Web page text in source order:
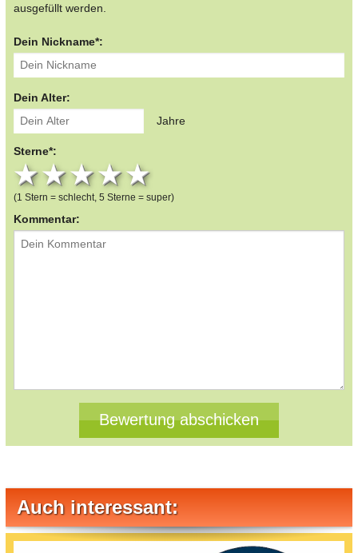
ausgefüllt werden.
Dein Nickname*:
Dein Alter:
Jahre
Sterne*:
4 stars
3 stars
2 stars
1 star
(1 Stern = schlecht, 5 Sterne = super)
Kommentar:
Auch interessant: